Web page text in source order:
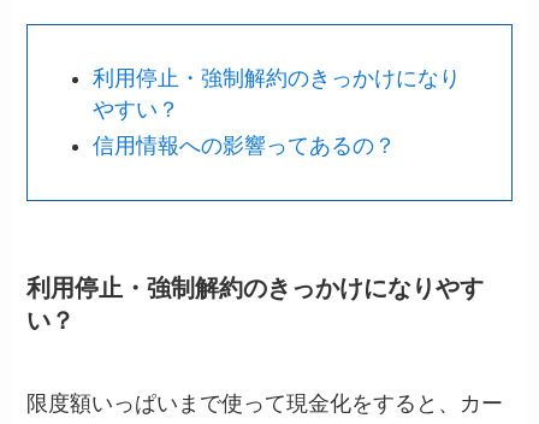
利用停止・強制解約のきっかけになり
やすい？
信用情報への影響ってあるの？
利用停止・強制解約のきっかけになりやす
い？
限度額いっぱいまで使って現金化をすると、カー